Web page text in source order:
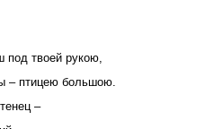
под твоей рукою,
– птицею большою.
–